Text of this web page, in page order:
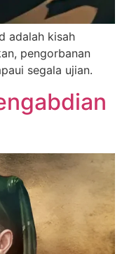
adalah kisah
pengorbanan
segala ujian.